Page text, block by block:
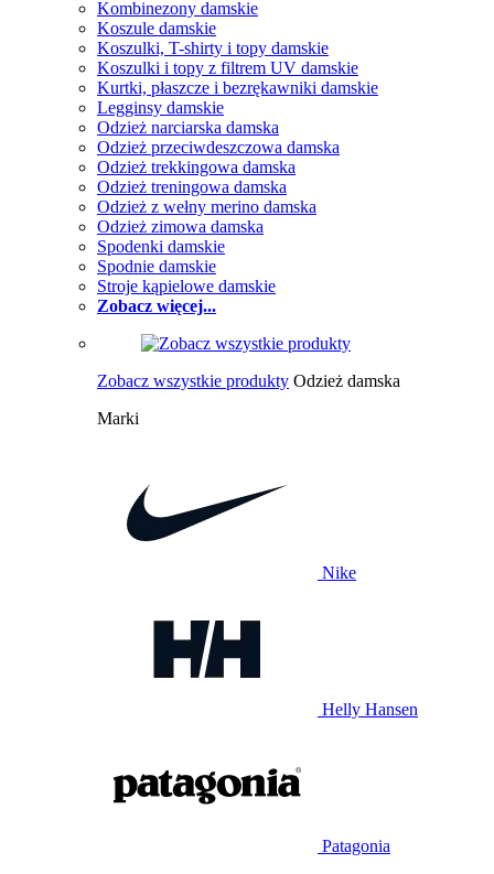
Kombinezony damskie
Koszule damskie
Koszulki, T-shirty i topy damskie
Koszulki i topy z filtrem UV damskie
Kurtki, płaszcze i bezrękawniki damskie
Legginsy damskie
Odzież narciarska damska
Odzież przeciwdeszczowa damska
Odzież trekkingowa damska
Odzież treningowa damska
Odzież z wełny merino damska
Odzież zimowa damska
Spodenki damskie
Spodnie damskie
Stroje kąpielowe damskie
Zobacz więcej...
Zobacz wszystkie produkty Odzież damska
Marki
Nike
Helly Hansen
Patagonia